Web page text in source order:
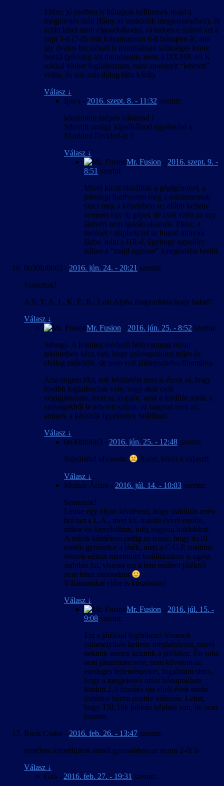
Ehhez jó esetben is hónapok kellhetnek majd a
megjelenés után (főleg az eszközök megjelenéséhez), és
aztán lehet azon elgondolkodni, rá tudom-e szánni azt a
napi 5-6 (7-8) órát folyamatosan 6-8 hónapon át, ami
így óvatos becsléssel is minimálisan szükséges lenne
hozzá (jelenleg azt mondanám, nem; a DX:HR-rel is
sokkal többet foglalkoztam, mint amennyit “lehetett”
volna, és sok más dolog látta kárát).
Válasz ↓
Ipacs - 2016. szept. 8. - 11:32 szerint:
köszönöm szépen válaszod !
Sikerült amúgy kipróbálnod egyébként a
Mankind Divided-et ?
Válasz ↓
Mr. Fusion - 2016. szept. 9. -
8:51 szerint:
Mivel kicsit elszálltak a gépigénnyel, a
jelenlegi hardverem meg a minimumnak
sincs még a közelében se, előbb kellene
vennem egy új gépet, de csak ezért az egy
játékért nem igazán akarnék. Plusz, a
történet / alaphelyzet se hozott annyira
lázba, mint a HR-é, úgyhogy egyelőre
nálam a “majd egyszer” kategóriába került.
0n30fn00n3 - 2016. jún. 24. - 20:21 szerint:
Sziasztok!
A S. T. A. L. K. E. R.: Lost Alpha magyarítása hogy halad?
Válasz ↓
Mr. Fusion - 2016. jún. 25. - 8:52 szerint:
Sehogy. A jelenleg elérhető béta csomag olyan
tekintetben kész van, hogy szövegszinten teljes és
elvileg működik, de nem volt játéktesztelve/finomítva.
Ami engem illet, sok késztetést nem is érzek rá, hogy
tovább foglalkozzak vele, vagy akár csak
végigjátsszam, mert az alapján, amit a fordítás során a
szövegekből le lehetett szűrni, ez nagyon nem az,
aminek a készítők igyekeztek beállítani.
Válasz ↓
0n30fn00n3 - 2016. jún. 25. - 12:48 szerint:
Sajnálattal olvasom.
Azért, köszi a választ!
Válasz ↓
Molnár Ádám - 2016. júl. 14. - 10:03 szerint:
Sziasztok!
Lenne egy olyan kérdésem, hogy stabilitás terén
hol tart a L.A., mert kb. másfél évvel ezelőtt,
mikor én kipróbáltam, még nagyon haldoklott.
A másik kérdésem pedig az lenne, hogy dx10
esetén gyorsult-e a játék, mert a C.O.P. realtime
fények nélkül maximum beállításokon is egész
stabilan fut, viszont ezt a fent említett játékról
nem lehet elmondani
Válaszotokat előre is köszönöm!
Válasz ↓
Mr. Fusion - 2016. júl. 15. -
9:08 szerint:
Ezt a játékkal foglalkozó fórumok
valamelyikén kellene megkérdezni, mivel
nekünk semmi közünk a játékhoz. Én soha
nem játszottam vele, nem követem az
esetleges fejleményeket, fogalmam sincs,
hogy a megjelenés utáni hónapokban
kiadott 2-3 frissítés óta eltelt évek során
történt-e bármi pozitív változás. Lehet,
hogy TSL16b jobban képben van, de nem
hiszem.
Barát Csaba - 2016. feb. 26. - 13:47 szerint:
remélem lefordítjátok minél gyorsabban az xcom 2-őt is
Válasz ↓
Gza - 2016. feb. 27. - 19:31 szerint: